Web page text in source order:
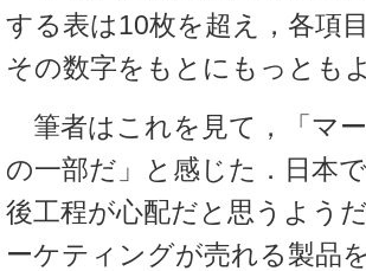
する表は10枚を超え，各項
その数字をもとにもっとも
筆者はこれを見て，「マ
の一部だ」と感じた．日本
後工程が心配だと思うよう
ーケティングが売れる製品